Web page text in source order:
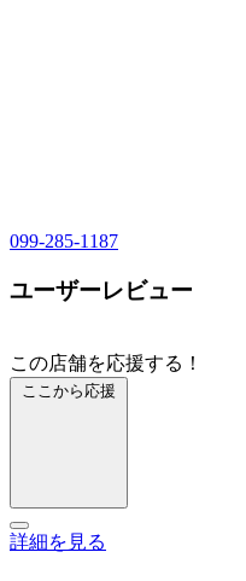
099-285-1187
ユーザーレビュー
この店舗を応援する！
ここから応援
詳細を見る